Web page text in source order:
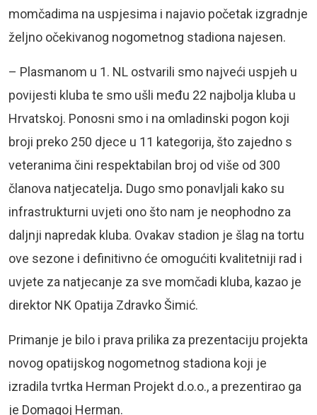
momčadima na uspjesima i najavio početak izgradnje
željno očekivanog nogometnog stadiona najesen.
– Plasmanom u 1. NL ostvarili smo najveći uspjeh u
povijesti kluba te smo ušli među 22 najbolja kluba u
Hrvatskoj. Ponosni smo i na omladinski pogon koji
broji preko 250 djece u 11 kategorija, što zajedno s
veteranima čini respektabilan broj od više od 300
članova natjecatelja. Dugo smo ponavljali kako su
infrastrukturni uvjeti ono što nam je neophodno za
daljnji napredak kluba. Ovakav stadion je šlag na tortu
ove sezone i definitivno će omogućiti kvalitetniji rad i
uvjete za natjecanje za sve momčadi kluba, kazao je
direktor NK Opatija Zdravko Šimić.
Primanje je bilo i prava prilika za prezentaciju projekta
novog opatijskog nogometnog stadiona koji je
izradila tvrtka Herman Projekt d.o.o., a prezentirao ga
je Domagoj Herman.